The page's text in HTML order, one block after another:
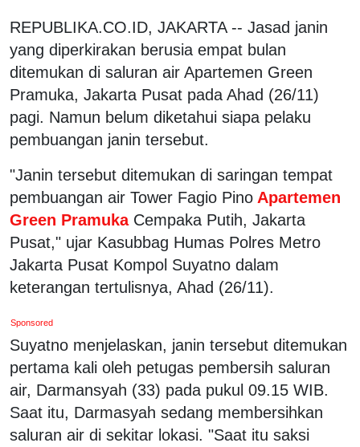
REPUBLIKA.CO.ID, JAKARTA -- Jasad janin
yang diperkirakan berusia empat bulan
ditemukan di saluran air Apartemen Green
Pramuka, Jakarta Pusat pada Ahad (26/11)
pagi. Namun belum diketahui siapa pelaku
pembuangan janin tersebut.
"Janin tersebut ditemukan di saringan tempat
pembuangan air Tower Fagio Pino Apartemen
Green Pramuka Cempaka Putih, Jakarta
Pusat," ujar Kasubbag Humas Polres Metro
Jakarta Pusat Kompol Suyatno dalam
keterangan tertulisnya, Ahad (26/11).
Sponsored
Suyatno menjelaskan, janin tersebut ditemukan
pertama kali oleh petugas pembersih saluran
air, Darmansyah (33) pada pukul 09.15 WIB.
Saat itu, Darmasyah sedang membersihkan
saluran air di sekitar lokasi. "Saat itu saksi